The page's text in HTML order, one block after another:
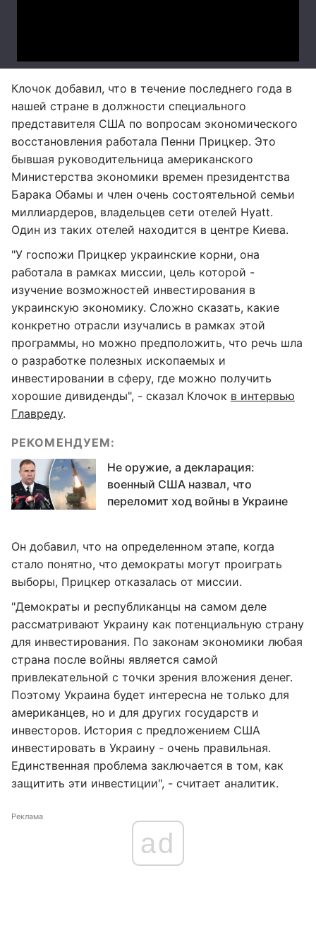
Клочок добавил, что в течение последнего года в
нашей стране в должности специального
представителя США по вопросам экономического
восстановления работала Пенни Прицкер. Это
бывшая руководительница американского
Министерства экономики времен президентства
Барака Обамы и член очень состоятельной семьи
миллиардеров, владельцев сети отелей Hyatt.
Один из таких отелей находится в центре Киева.
"У госпожи Прицкер украинские корни, она
работала в рамках миссии, цель которой -
изучение возможностей инвестирования в
украинскую экономику. Сложно сказать, какие
конкретно отрасли изучались в рамках этой
программы, но можно предположить, что речь шла
о разработке полезных ископаемых и
инвестировании в сферу, где можно получить
хорошие дивиденды", - сказал Клочок в интервью
Главреду.
РЕКОМЕНДУЕМ:
Не оружие, а декларация:
военный США назвал, что
переломит ход войны в Украине
Он добавил, что на определенном этапе, когда
стало понятно, что демократы могут проиграть
выборы, Прицкер отказалась от миссии.
"Демократы и республиканцы на самом деле
рассматривают Украину как потенциальную страну
для инвестирования. По законам экономики любая
страна после войны является самой
привлекательной с точки зрения вложения денег.
Поэтому Украина будет интересна не только для
американцев, но и для других государств и
инвесторов. История с предложением США
инвестировать в Украину - очень правильная.
Единственная проблема заключается в том, как
защитить эти инвестиции", - считает аналитик.
Реклама
ad